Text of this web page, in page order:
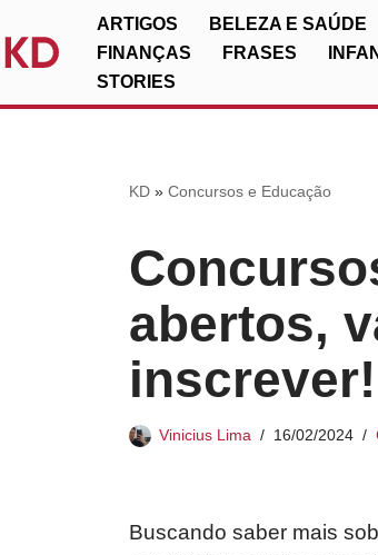
ARTIGOS BELEZA E SAÚDE
FINANÇAS
FRASES
STORIES
KD» Concursos e Educação
abertos,
inscrever!
Vinicius Lima 16/02/2024
Buscando saber mais